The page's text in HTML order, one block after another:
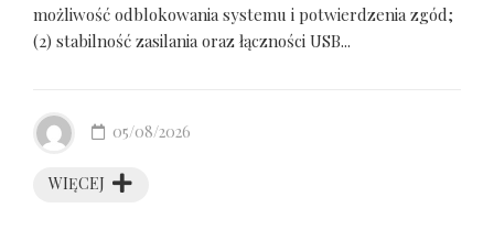
możliwość odblokowania systemu i potwierdzenia zgód;
(2) stabilność zasilania oraz łączności USB...
WIĘCEJ
05/08/2026